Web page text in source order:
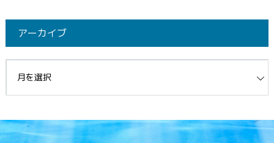
アーカイブ